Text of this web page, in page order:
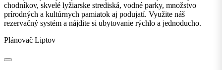
chodníkov, skvelé lyžiarske strediská, vodné parky, množstvo
prírodných a kultúrnych pamiatok aj podujatí. Využite náš
rezervačný systém a nájdite si ubytovanie rýchlo a jednoducho.
Plánovač Liptov